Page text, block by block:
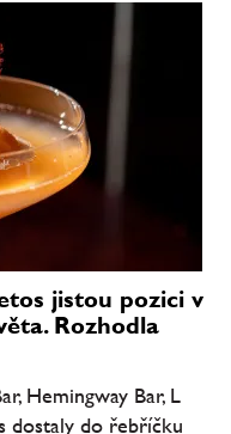
jistou pozici v
Rozhodla
Hemingway Bar, L
dostaly do řebříčku